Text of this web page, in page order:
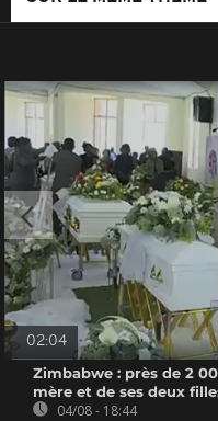
02:04
Zimbabwe : près de 2
mère et de ses deux
04/08 - 18:44